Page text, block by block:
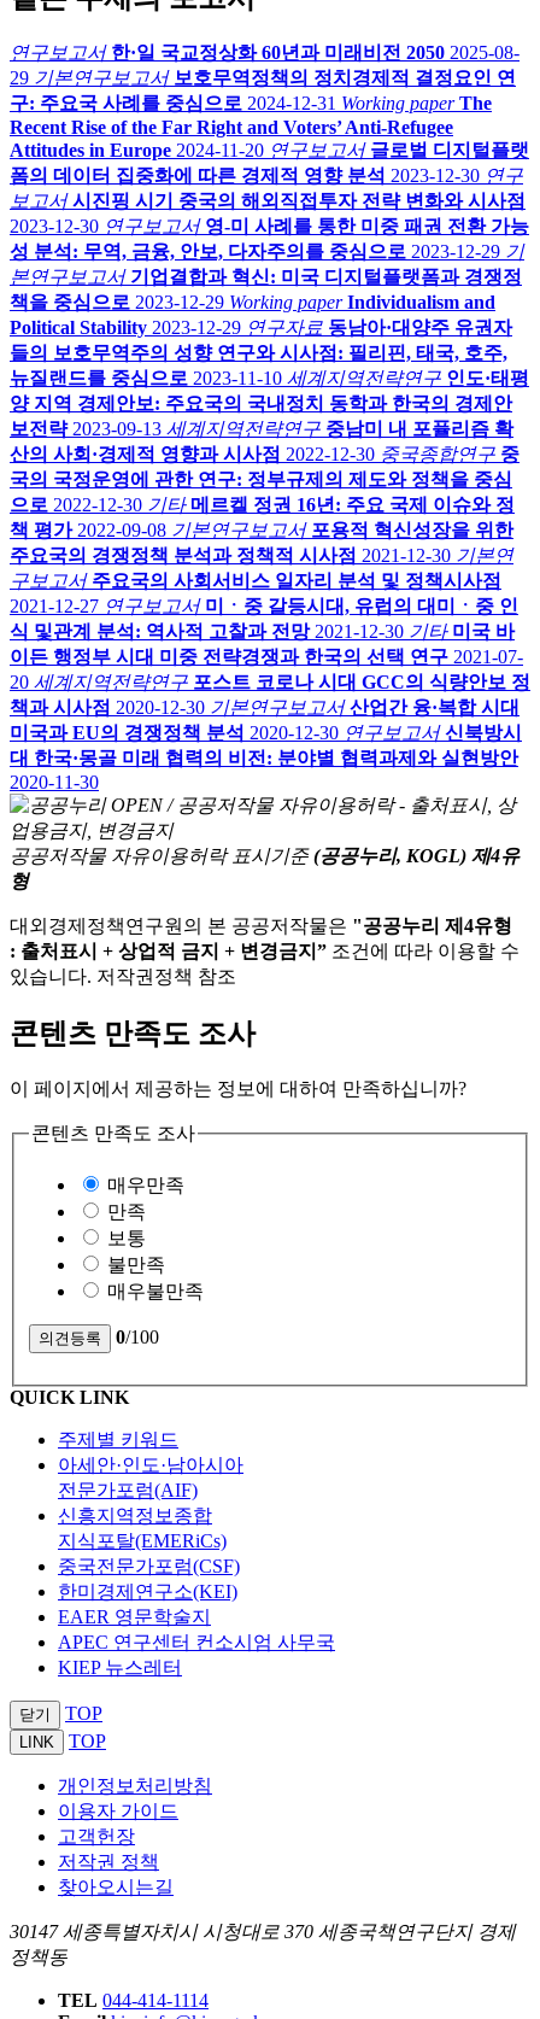
연구보고서 한·일 국교정상화 60년과 미래비전 2050 2025-08-
29 기본연구보고서 보호무역정책의 정치경제적 결정요인 연
구: 주요국 사례를 중심으로 2024-12-31 Working paper The
Recent Rise of the Far Right and Voters’ Anti-Refugee
Attitudes in Europe 2024-11-20 연구보고서 글로벌 디지털플랫
폼의 데이터 집중화에 따른 경제적 영향 분석 2023-12-30 연구
보고서 시진핑 시기 중국의 해외직접투자 전략 변화와 시사점
2023-12-30 연구보고서 영-미 사례를 통한 미중 패권 전환 가능
성 분석: 무역, 금융, 안보, 다자주의를 중심으로 2023-12-29 기
본연구보고서 기업결합과 혁신: 미국 디지털플랫폼과 경쟁정
책을 중심으로 2023-12-29 Working paper Individualism and
Political Stability 2023-12-29 연구자료 동남아·대양주 유권자
들의 보호무역주의 성향 연구와 시사점: 필리핀, 태국, 호주,
뉴질랜드를 중심으로 2023-11-10 세계지역전략연구 인도·태평
양 지역 경제안보: 주요국의 국내정치 동학과 한국의 경제안
보전략 2023-09-13 세계지역전략연구 중남미 내 포퓰리즘 확
산의 사회·경제적 영향과 시사점 2022-12-30 중국종합연구 중
국의 국정운영에 관한 연구: 정부규제의 제도와 정책을 중심
으로 2022-12-30 기타 메르켈 정권 16년: 주요 국제 이슈와 정
책 평가 2022-09-08 기본연구보고서 포용적 혁신성장을 위한
주요국의 경쟁정책 분석과 정책적 시사점 2021-12-30 기본연
구보고서 주요국의 사회서비스 일자리 분석 및 정책시사점
2021-12-27 연구보고서 미ㆍ중 갈등시대, 유럽의 대미ㆍ중 인
식 및관계 분석: 역사적 고찰과 전망 2021-12-30 기타 미국 바
이든 행정부 시대 미중 전략경쟁과 한국의 선택 연구 2021-07-
20 세계지역전략연구 포스트 코로나 시대 GCC의 식량안보 정
책과 시사점 2020-12-30 기본연구보고서 산업간 융·복합 시대
미국과 EU의 경쟁정책 분석 2020-12-30 연구보고서 신북방시
대 한국·몽골 미래 협력의 비전: 분야별 협력과제와 실현방안
2020-11-30
공공저작물 자유이용허락 표시기준 (공공누리, KOGL) 제4유
형
대외경제정책연구원의 본 공공저작물은 "공공누리 제4유형
: 출처표시 + 상업적 금지 + 변경금지” 조건에 따라 이용할 수
있습니다. 저작권정책 참조
콘텐츠 만족도 조사
이 페이지에서 제공하는 정보에 대하여 만족하십니까?
콘텐츠 만족도 조사
매우만족
만족
보통
불만족
매우불만족
0/100
QUICK LINK
주제별 키워드
아세안·인도·남아시아
전문가포럼(AIF)
신흥지역정보종합
지식포탈(EMERiCs)
중국전문가포럼(CSF)
한미경제연구소(KEI)
EAER 영문학술지
APEC 연구센터 컨소시엄 사무국
KIEP 뉴스레터
닫기 TOP
LINK TOP
개인정보처리방침
이용자 가이드
고객헌장
저작권 정책
찾아오시는길
30147 세종특별자치시 시청대로 370 세종국책연구단지 경제
정책동
TEL 044-414-1114